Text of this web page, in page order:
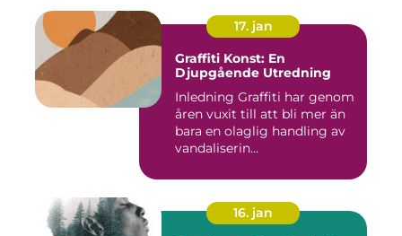
17. jan
Graffiti Konst: En
Djupgående Utredning
Inledning Graffiti har genom
åren vuxit till att bli mer än
bara en olaglig handling av
vandaliserin...
16. jan